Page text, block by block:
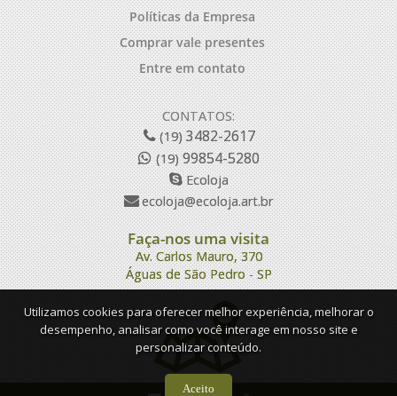
Políticas da Empresa
Comprar vale presentes
Entre em contato
CONTATOS:
(19)3482-2617
(19)99854-5280
Ecoloja
ecoloja@ecoloja.art.br
Faça-nos uma visita
Av. Carlos Mauro, 370
Águas de São Pedro - SP
Utilizamos cookies para oferecer melhor experiência, melhorar o
desempenho, analisar como você interage em nosso site e
personalizar conteúdo.
Aceito